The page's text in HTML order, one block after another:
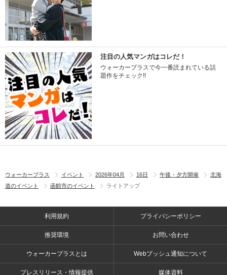
注目の人気マンガはコレだ！
ウォーカープラスで今一番読まれている話
題作をチェック!!
ウォーカープラス イベント 2026年04月 16日 午後・夕方開催
北海
道のイベント
函館市のイベント ライトアップ
利用規約 プライバシーポリシー
推奨環境 お問い合わせ
ウォーカープラスとは Webプッシュ通知について
プレスリリース・情報提供 媒体資料